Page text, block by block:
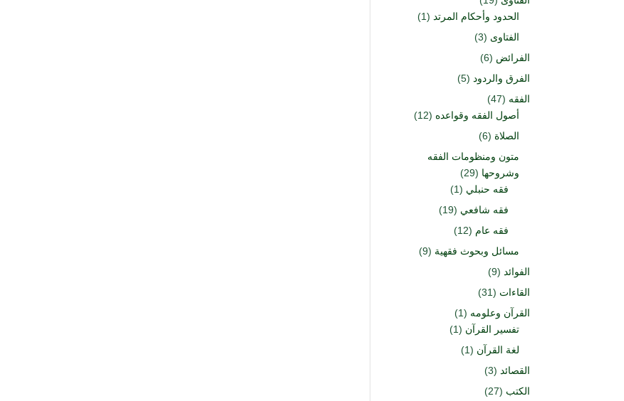
الحدود وأحكام المرتد (1)
الفتاوى (3)
الفرائض (6)
الفرق والردود (5)
الفقه (47)
أصول الفقه وقواعده (12)
الصلاة (6)
متون ومنظومات الفقه
وشروحها (29)
فقه حنبلي (1)
فقه شافعي (19)
فقه عام (12)
مسائل وبحوث فقهية (9)
الفوائد (9)
القاءات (31)
القرآن وعلومه (1)
تفسير القرآن (1)
لغة القرآن (1)
القصائد (3)
الكتب (27)